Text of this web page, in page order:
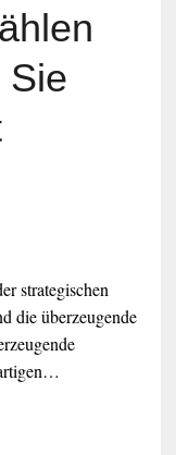
Sie
strategischen
die überzeugende